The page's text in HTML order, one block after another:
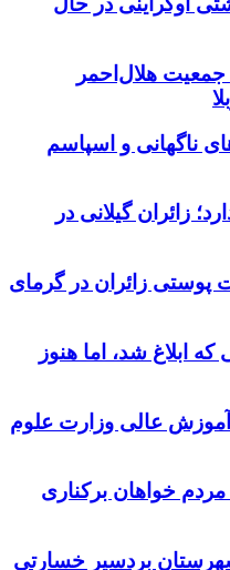
هلال‌احمر
ناگهانی و اسپاسم
زائران گیلانی در
زائران در گرمای
ابلاغ شد، اما هنوز
آموزش عالی وزارت علوم
مردم خواهان برکناری
ریشتری شهرستان بردسیر خسارتی